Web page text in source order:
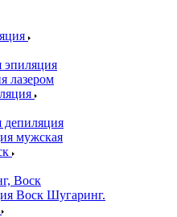
эпиляция
лазером
мужская
Воск
Воск Шугаринг.